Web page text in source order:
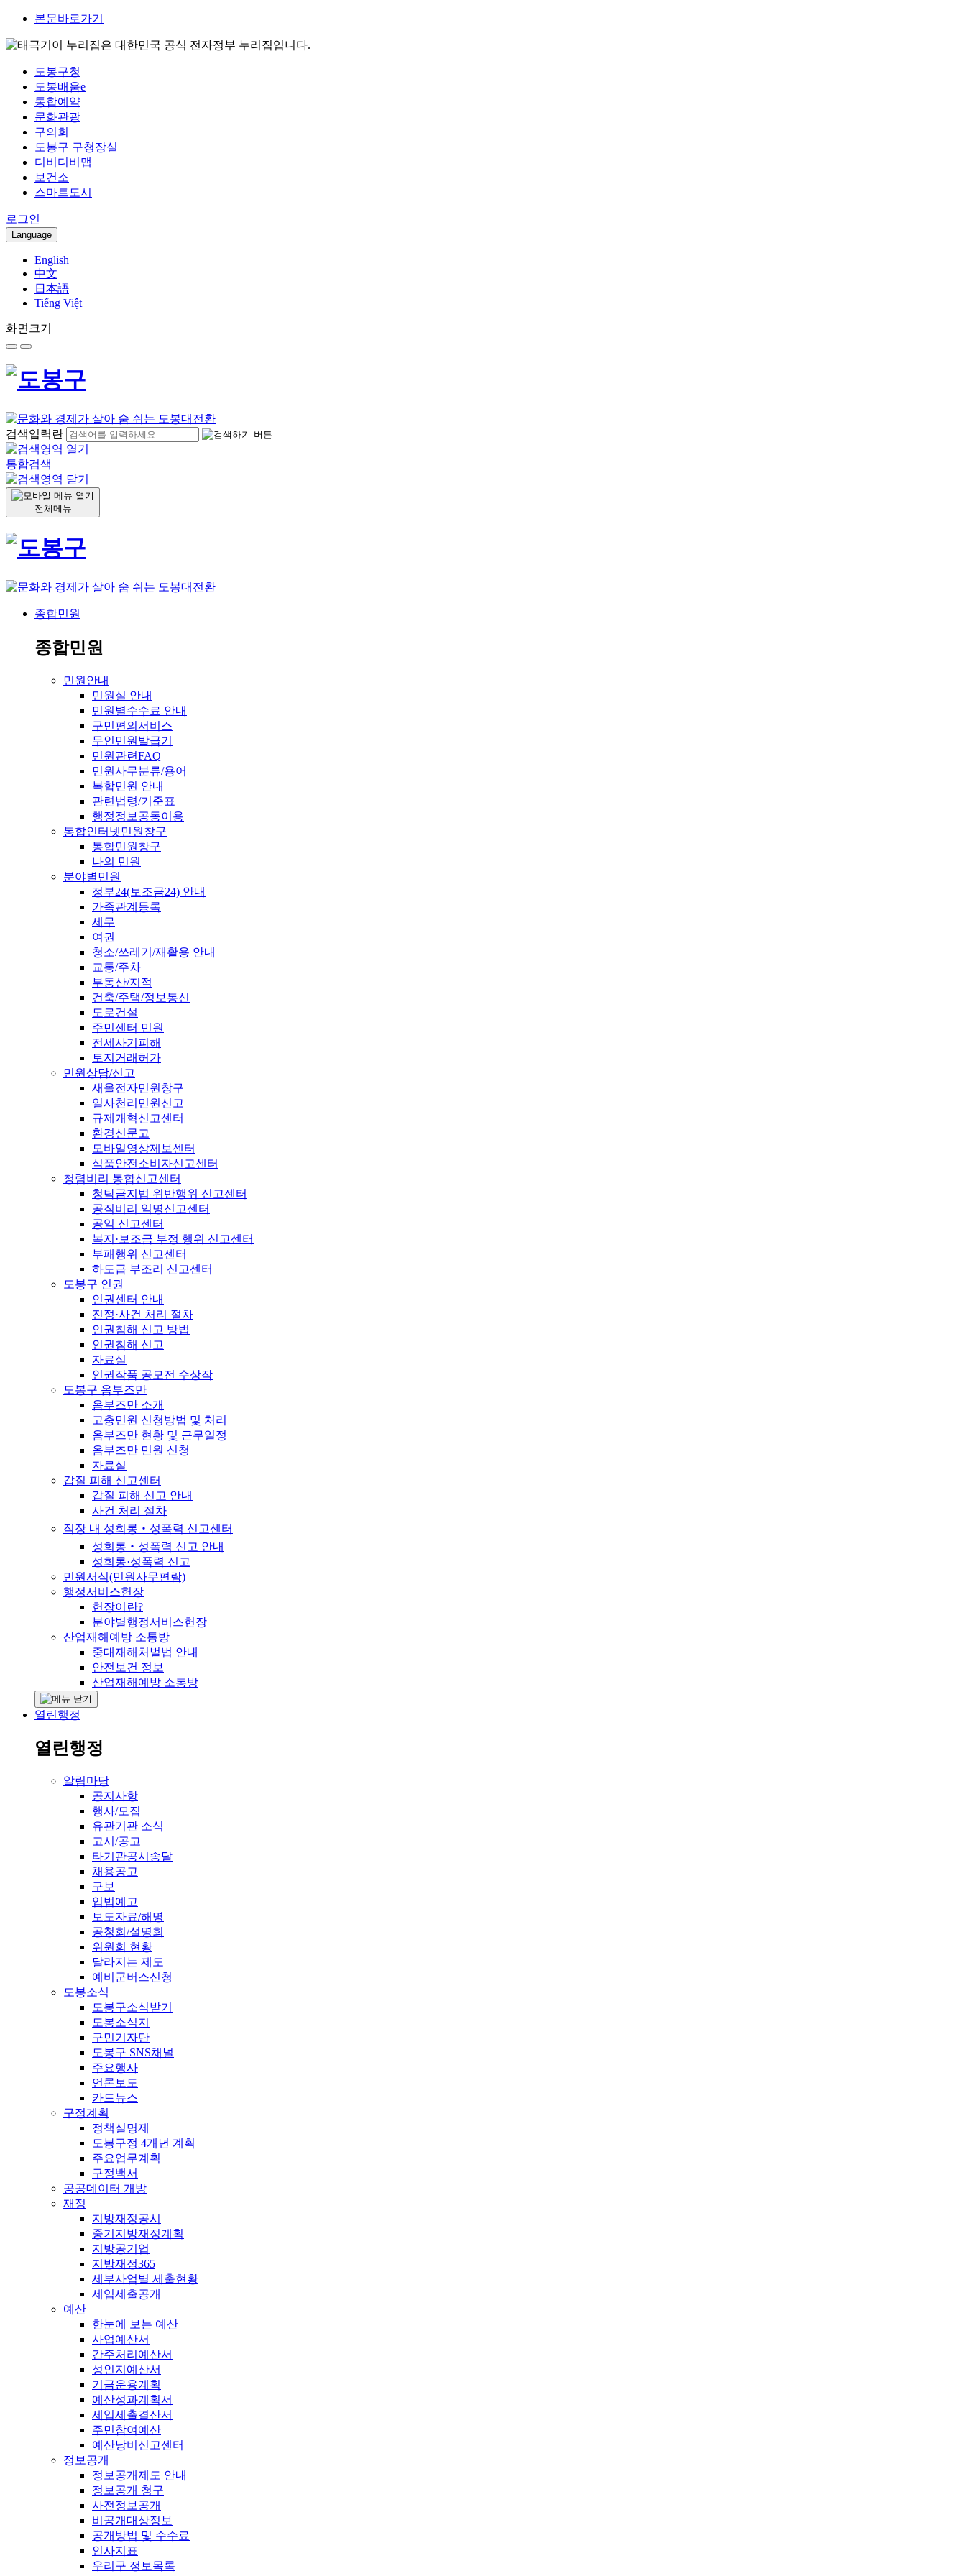
본문바로가기
이 누리집은 대한민국 공식 전자정부 누리집입니다.
도봉구청
도봉배움e
통합예약
문화관광
구의회
도봉구 구청장실
디비디비맵
보건소
스마트도시
로그인
Language
English
中文
日本語
Tiếng Việt
화면크기
검색입력란
통합검색
전체메뉴
종합민원
종합민원
민원안내
민원실 안내
민원별수수료 안내
구민편의서비스
무인민원발급기
민원관련FAQ
민원사무분류/용어
복합민원 안내
관련법령/기준표
행정정보공동이용
통합인터넷민원창구
통합민원창구
나의 민원
분야별민원
정부24(보조금24) 안내
가족관계등록
세무
여권
청소/쓰레기/재활용 안내
교통/주차
부동산/지적
건축/주택/정보통신
도로건설
주민센터 민원
전세사기피해
토지거래허가
민원상담/신고
새올전자민원창구
일사천리민원신고
규제개혁신고센터
환경신문고
모바일영상제보센터
식품안전소비자신고센터
청렴비리 통합신고센터
청탁금지법 위반행위 신고센터
공직비리 익명신고센터
공익 신고센터
복지·보조금 부정 행위 신고센터
부패행위 신고센터
하도급 부조리 신고센터
도봉구 인권
인권센터 안내
진정·사건 처리 절차
인권침해 신고 방법
인권침해 신고
자료실
인권작품 공모전 수상작
도봉구 옴부즈만
옴부즈만 소개
고충민원 신청방법 및 처리
옴부즈만 현황 및 근무일정
옴부즈만 민원 신청
자료실
갑질 피해 신고센터
갑질 피해 신고 안내
사건 처리 절차
직장 내 성희롱‧성폭력 신고센터
성희롱‧성폭력 신고 안내
성희롱·성폭력 신고
민원서식(민원사무편람)
행정서비스헌장
헌장이란?
분야별행정서비스헌장
산업재해예방 소통방
중대재해처벌법 안내
안전보건 정보
산업재해예방 소통방
열린행정
열린행정
알림마당
공지사항
행사/모집
유관기관 소식
고시/공고
타기관공시송달
채용공고
구보
입법예고
보도자료/해명
공청회/설명회
위원회 현황
달라지는 제도
예비군버스신청
도봉소식
도봉구소식받기
도봉소식지
구민기자단
도봉구 SNS채널
주요행사
언론보도
카드뉴스
구정계획
정책실명제
도봉구정 4개년 계획
주요업무계획
구정백서
공공데이터 개방
재정
지방재정공시
중기지방재정계획
지방공기업
지방재정365
세부사업별 세출현황
세입세출공개
예산
한눈에 보는 예산
사업예산서
간주처리예산서
성인지예산서
기금운용계획
예산성과계획서
세입세출결산서
주민참여예산
예산낭비신고센터
정보공개
정보공개제도 안내
정보공개 청구
사전정보공개
비공개대상정보
공개방법 및 수수료
인사지표
우리구 정보목록